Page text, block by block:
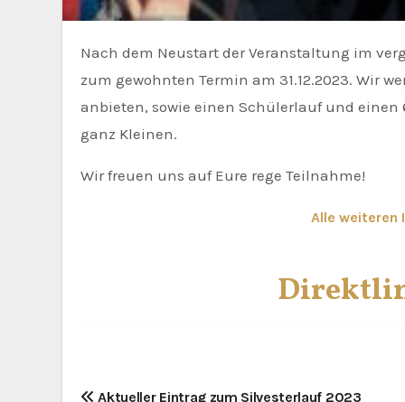
Nach dem Neustart der Veranstaltung im
zum gewohnten Termin am 31.12.2023. Wir
anbieten, sowie einen Schülerlauf und
ganz Kleinen.
Wir freuen uns auf Eure rege Teilnahme!
Alle weiteren
Aktueller Eintrag zum Silvesterlauf 2023